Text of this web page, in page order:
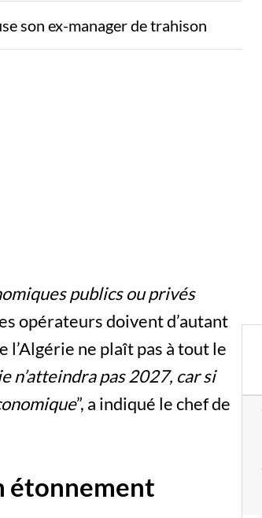
son ex-manager de trahison
publics ou privés
opérateurs doivent d’autant
l’Algérie ne plaît pas à tout le
n’atteindra pas 2027, car si
”, a indiqué le chef de
étonnement